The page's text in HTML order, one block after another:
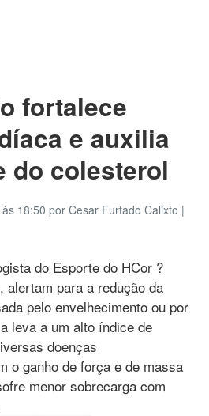
fortalece
e auxilia
do colesterol
18:50 por Cesar Furtado Calixto |
do Esporte do HCor ?
alertam para a redução da
pelo envelhecimento ou por
leva a um alto índice de
doenças
o ganho de força e de massa
menor sobrecarga com